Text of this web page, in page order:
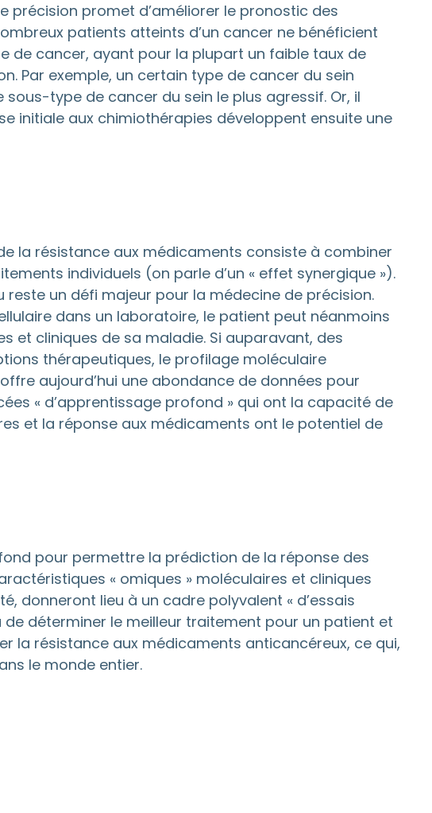
précision promet d’améliorer le pronostic des
patients atteints d’un cancer ne bénéficient
de cancer, ayant pour la plupart un faible taux de
Par exemple, un certain type de cancer du sein
type de cancer du sein le plus agressif. Or, il
initiale aux chimiothérapies développent ensuite une
la résistance aux médicaments consiste à combiner
individuels (on parle d’un « effet synergique »).
un défi majeur pour la médecine de précision.
dans un laboratoire, le patient peut néanmoins
cliniques de sa maladie. Si auparavant, des
thérapeutiques, le profilage moléculaire
aujourd’hui une abondance de données pour
« d’apprentissage profond » qui ont la capacité de
et la réponse aux médicaments ont le potentiel de
pour permettre la prédiction de la réponse des
« omiques » moléculaires et cliniques
donneront lieu à un cadre polyvalent « d’essais
déterminer le meilleur traitement pour un patient et
la résistance aux médicaments anticancéreux, ce qui,
le monde entier.